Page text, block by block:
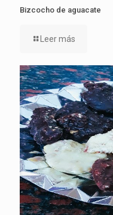
Bizcocho de aguacate
Leer más